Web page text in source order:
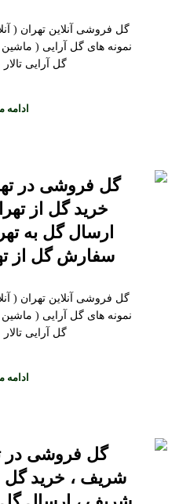
گل فروشی آنلاین تهران (
نمونه های گل آرایی (
گل آرایی
گل فروشی در
خرید گل از
ارسال گل به
سفارش گل از
گل فروشی آنلاین تهران (
نمونه های گل آرایی (
گل آرایی
گل فروشی در
شریف ، خرید گل